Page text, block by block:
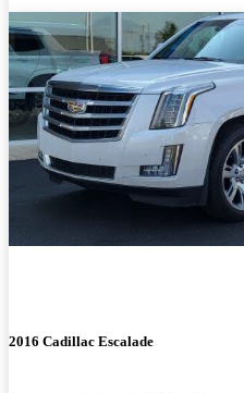
2016 Cadillac Escalade